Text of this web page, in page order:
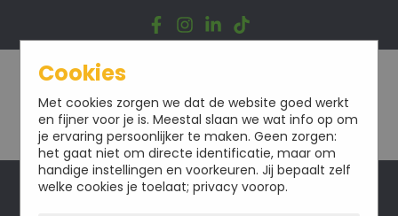
Offerte
Cookies
Met cookies zorgen we dat de website goed werkt
en fijner voor je is. Meestal slaan we wat info op om
je ervaring persoonlijker te maken. Geen zorgen:
het gaat niet om directe identificatie, maar om
handige instellingen en voorkeuren. Jij bepaalt zelf
welke cookies je toelaat; privacy voorop.